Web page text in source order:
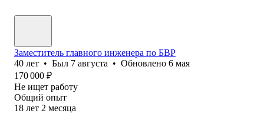
Заместитель главного инженера по БВР
40 лет • Был 7 августа • Обновлено 6 мая
170 000 ₽
Не ищет работу
Общий опыт
18 лет 2 месяца